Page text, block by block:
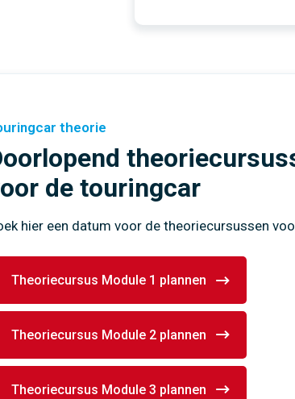
theorie
de touringcar
hier een datum voor de theoriecursussen
Theoriecursus Module 1 plannen
Theoriecursus Module 2 plannen
Theoriecursus Module 3 plannen